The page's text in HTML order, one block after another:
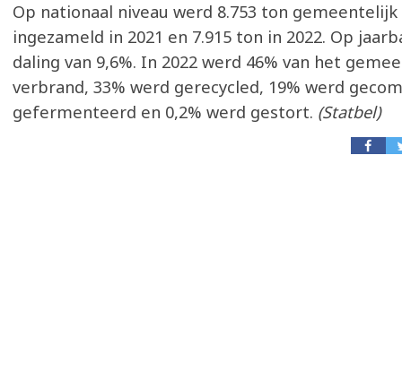
Op nationaal niveau werd 8.753 ton gemeentelijk
ingezameld in 2021 en 7.915 ton in 2022. Op
daling van 9,6%. In 2022 werd 46% van het
verbrand, 33% werd gerecycled, 19% werd
gefermenteerd en 0,2% werd gestort. (Statbel)